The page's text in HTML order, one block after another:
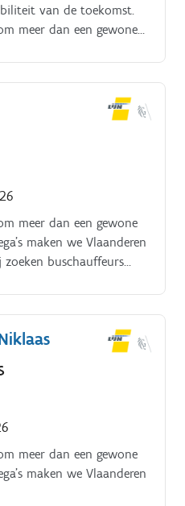
van de toekomst.
meer dan een gewone
meer dan een gewone
maken we Vlaanderen
zoeken buschauffeurs
meer dan een gewone
maken we Vlaanderen